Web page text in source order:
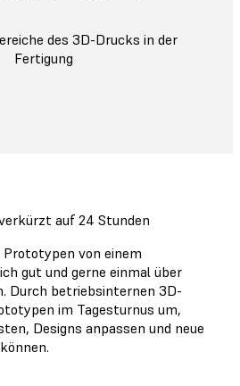
des 3D-Drucks in der
Fertigung
auf 24 Stunden
Prototypen von einem
gut und gerne einmal über
Durch betriebsinternen 3D-
im Tagesturnus um,
Designs anpassen und neue